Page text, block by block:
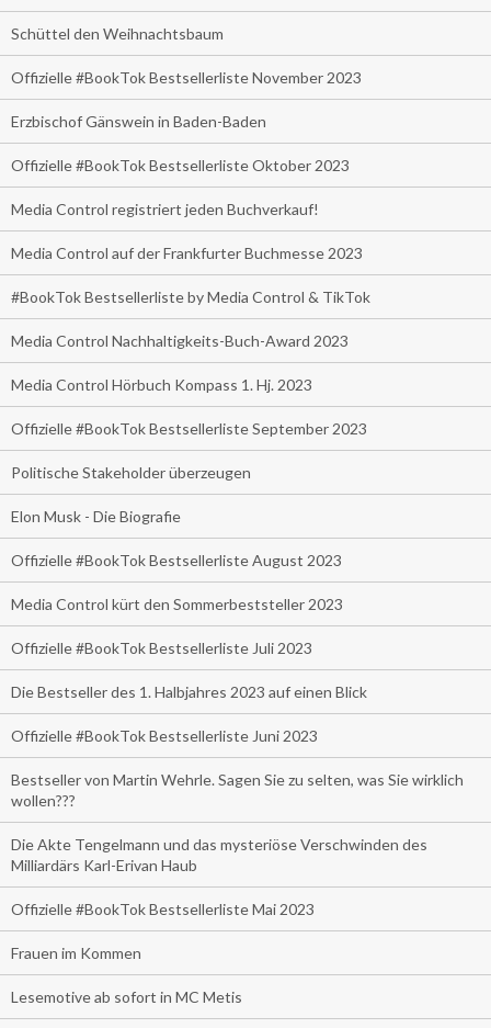
Schüttel den Weihnachtsbaum
Offizielle #BookTok Bestsellerliste November 2023
Erzbischof Gänswein in Baden-Baden
Offizielle #BookTok Bestsellerliste Oktober 2023
Media Control registriert jeden Buchverkauf!
Media Control auf der Frankfurter Buchmesse 2023
#BookTok Bestsellerliste by Media Control & TikTok
Media Control Nachhaltigkeits-Buch-Award 2023
Media Control Hörbuch Kompass 1. Hj. 2023
Offizielle #BookTok Bestsellerliste September 2023
Politische Stakeholder überzeugen
Elon Musk - Die Biografie
Offizielle #BookTok Bestsellerliste August 2023
Media Control kürt den Sommerbeststeller 2023
Offizielle #BookTok Bestsellerliste Juli 2023
Die Bestseller des 1. Halbjahres 2023 auf einen Blick
Offizielle #BookTok Bestsellerliste Juni 2023
Bestseller von Martin Wehrle. Sagen Sie zu selten, was Sie wirklich
wollen???
Die Akte Tengelmann und das mysteriöse Verschwinden des
Milliardärs Karl-Erivan Haub
Offizielle #BookTok Bestsellerliste Mai 2023
Frauen im Kommen
Lesemotive ab sofort in MC Metis